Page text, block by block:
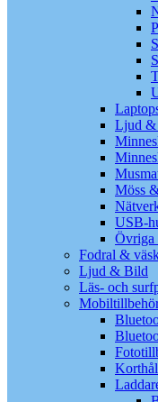
Ljud &
Möss
USB-
Övriga
Fodral &
Ljud & Bild
Läs- och